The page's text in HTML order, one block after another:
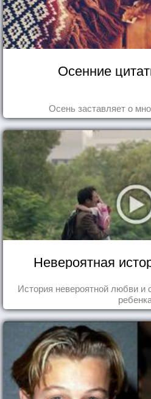
Осенние
Осень заставляет о
Невероятная
История невероятной любви и